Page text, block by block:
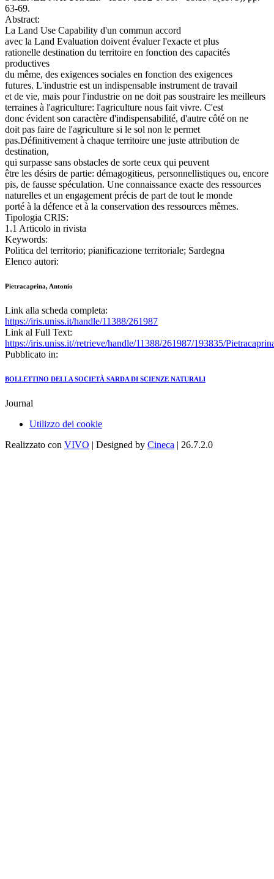
63-69.
Abstract:
La Land Use Capability d'un commun accord
avec la Land Evaluation doivent évaluer l'exacte et plus
rationelle destination du territoire en fonction des capacités
productives
du même, des exigences sociales en fonction des exigences
futures. L'industrie est un indispensable instrument de travail
et de vie, mais pour l'industrie on ne doit pas soustraire les meilleurs
terraines à l'agriculture: l'agriculture nous fait vivre. C'est
donc évident son caractère d'indispensabilité, d'autre côté on ne
doit pas faire de l'agriculture si le sol non le permet
pas.Définitivement à chaque territoire une juste attribution de
destination,
qui surpasse sans obstacles de sorte ceux qui peuvent
être les désirs de partie: démagogitieus, personnellistiques ou, encore
pis, de fausse spéculation. Une connaissance exacte des ressources
naturelles et un engagement précis de part de tout le monde
porté à la défence et à la conservation des ressources mêmes.
Tipologia CRIS:
1.1 Articolo in rivista
Keywords:
Politica del territorio; pianificazione territoriale; Sardegna
Elenco autori:
Pietracaprina, Antonio
Link alla scheda completa:
https://iris.uniss.it/handle/11388/261987
Link al Full Text:
https://iris.uniss.it//retrieve/handle/11388/261987/193835/
Pubblicato in:
BOLLETTINO DELLA SOCIETÀ SARDA DI SCIENZE NATURALI
Journal
Utilizzo dei cookie
Realizzato con VIVO | Designed by Cineca | 26.7.2.0